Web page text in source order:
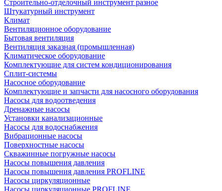
Строительно-отделочный инструмент разное
Штукатурный инструмент
Климат
Вентиляционное оборудование
Бытовая вентиляция
Вентиляция заказная (промышленная)
Климатическое оборудование
Комплектующие для систем кондиционирования
Сплит-системы
Насосное оборудование
Комплектующие и запчасти для насосного оборудования
Насосы для водоотведения
Дренажные насосы
Установки канализационные
Насосы для водоснабжения
Вибрационные насосы
Поверхностные насосы
Скважинные погружные насосы
Насосы повышения давления
Насосы повышения давления PROFLINE
Насосы циркуляционные
Насосы циркуляционные PROFLINE